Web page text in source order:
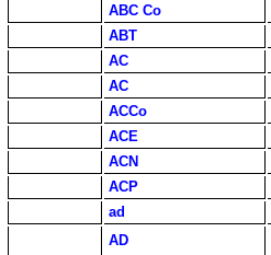
ABC Co
ABT
AC
AC
ACCo
ACE
ACN
ACP
ad
AD